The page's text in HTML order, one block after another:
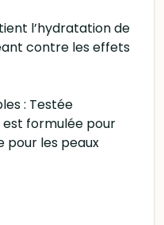
l’hydratation de
contre les effets
: Testée
formulée pour
pour les peaux